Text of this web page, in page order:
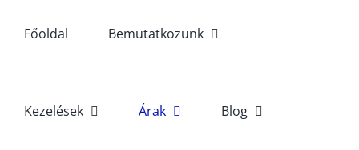
Főoldal Bemutatkozunk
Kezelések Árak Blog